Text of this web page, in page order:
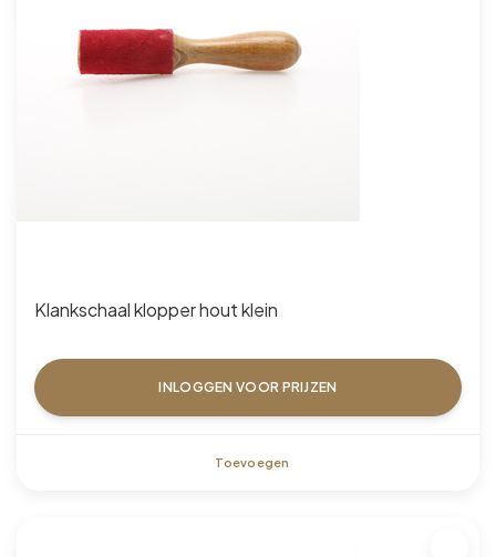
Klankschaal klopper hout klein
INLOGGEN VOOR PRIJZEN
Toevoegen